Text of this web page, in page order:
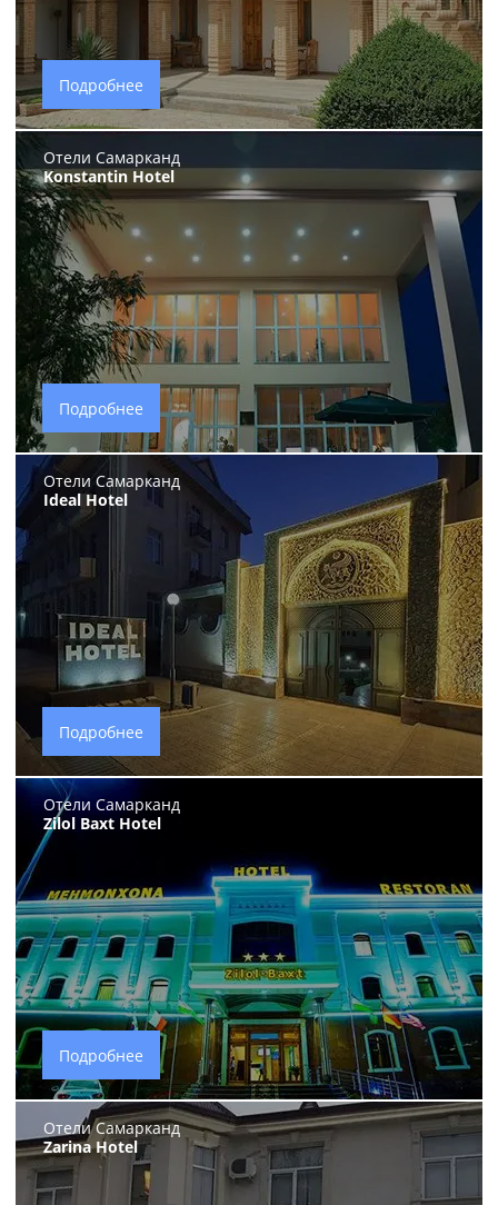
Подробнее
Отели Самарканд
Konstantin Hotel
Подробнее
Отели Самарканд
Ideal Hotel
Подробнее
Отели Самарканд
Zilol Baxt Hotel
Подробнее
Отели Самарканд
Zarina Hotel